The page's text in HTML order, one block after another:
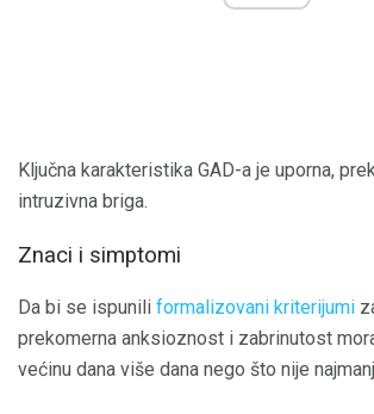
Ključna karakteristika GAD-a je uporna,
intruzivna briga.
Znaci i simptomi
Da bi se ispunili formalizovani kriterijumi
prekomerna anksioznost i zabrinutost
većinu dana više dana nego što nije